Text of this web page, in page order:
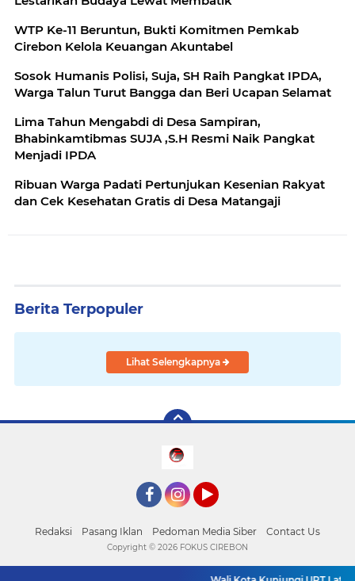
WTP Ke-11 Beruntun, Bukti Komitmen Pemkab
Cirebon Kelola Keuangan Akuntabel
Sosok Humanis Polisi, Suja, SH Raih Pangkat IPDA,
Warga Talun Turut Bangga dan Beri Ucapan Selamat
Lima Tahun Mengabdi di Desa Sampiran,
Bhabinkamtibmas SUJA ,S.H Resmi Naik Pangkat
Menjadi IPDA
Ribuan Warga Padati Pertunjukan Kesenian Rakyat
dan Cek Kesehatan Gratis di Desa Matangaji
Berita Terpopuler
Lihat Selengkapnya
Redaksi Pasang Iklan Pedoman Media Siber Contact Us
Copyright © 2026 FOKUS CIREBON